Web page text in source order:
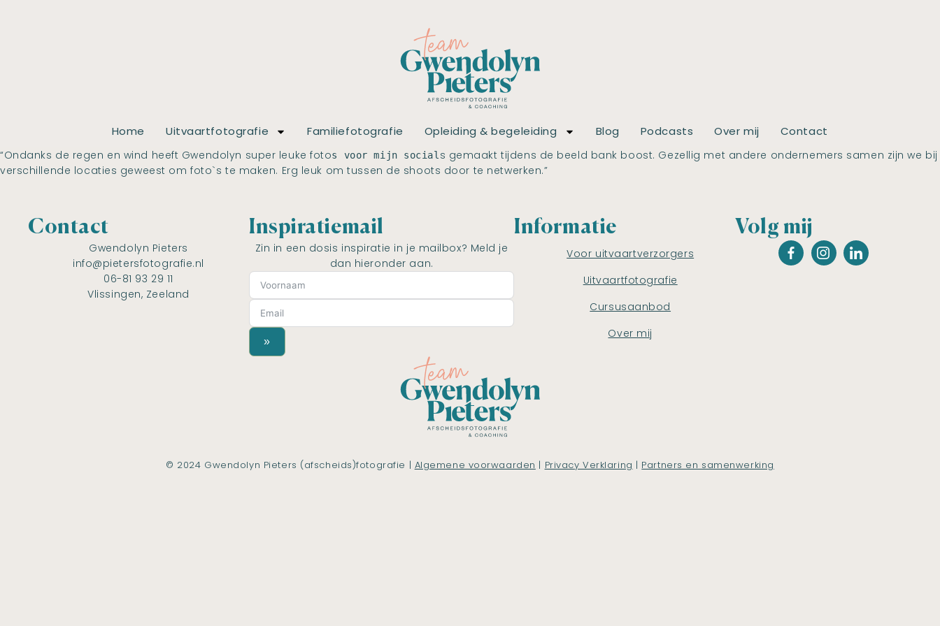
Home Uitvaartfotografie Familiefotografie Opleiding & begeleiding Blog Podcasts Over mij Contact
“Ondanks de regen en wind heeft Gwendolyn super leuke fotos voor mijn social s gemaakt tijdens de beeld bank boost. Gezellig met andere ondernemers samen zijn we bij
verschillende locaties geweest om foto`s te maken. Erg leuk om tussen de shoots door te netwerken.”
Contact
Gwendolyn Pieters
info@pietersfotografie.nl
06-81 93 29 11
Vlissingen, Zeeland
Inspiratiemail
Zin in een dosis inspiratie in je mailbox? Meld je
dan hieronder aan.
»
Informatie
Voor uitvaartverzorgers
Uitvaartfotografie
Cursusaanbod
Over mij
Volg mij
© 2024 Gwendolyn Pieters (afscheids)fotografie | Algemene voorwaarden | Privacy Verklaring | Partners en samenwerking